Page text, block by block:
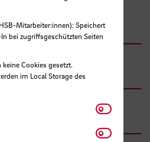
Mitarbeiter:innen): Speichert
bei zugriffsgeschützten Seiten
Cookies gesetzt.
im Local Storage des
Matomo
Youtube